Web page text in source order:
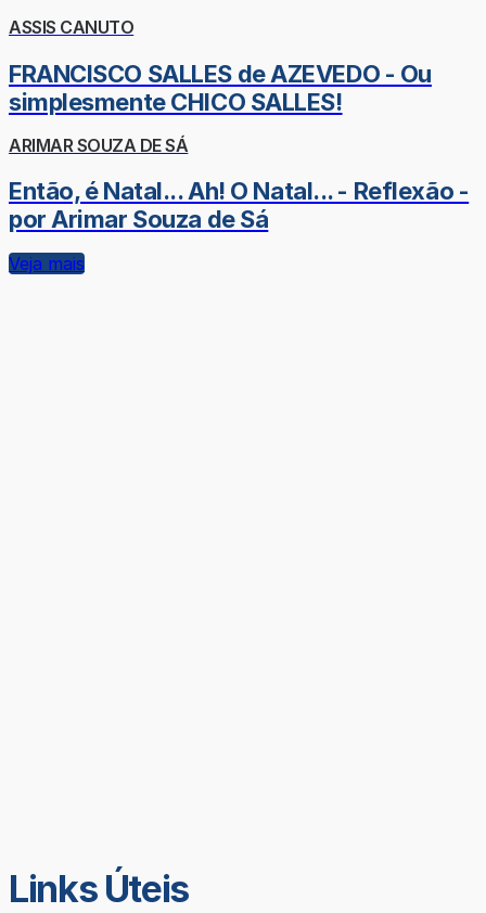
ASSIS CANUTO
FRANCISCO SALLES de AZEVEDO - Ou
simplesmente CHICO SALLES!
ARIMAR SOUZA DE SÁ
Então, é Natal... Ah! O Natal... - Reflexão -
por Arimar Souza de Sá
Veja mais
Links Úteis